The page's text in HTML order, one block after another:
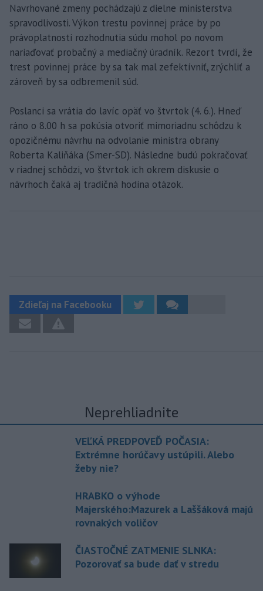
Navrhované zmeny pochádzajú z dielne ministerstva
spravodlivosti. Výkon trestu povinnej práce by po
právoplatnosti rozhodnutia súdu mohol po novom
nariaďovať probačný a mediačný úradník. Rezort tvrdí, že
trest povinnej práce by sa tak mal zefektívniť, zrýchliť a
zároveň by sa odbremenil súd.
Poslanci sa vrátia do lavíc opäť vo štvrtok (4. 6.). Hneď
ráno o 8.00 h sa pokúsia otvoriť mimoriadnu schôdzu k
opozičnému návrhu na odvolanie ministra obrany
Roberta Kaliňáka (Smer-SD). Následne budú pokračovať
v riadnej schôdzi, vo štvrtok ich okrem diskusie o
návrhoch čaká aj tradičná hodina otázok.
Zdieľaj na Facebooku
Neprehliadnite
VEĽKÁ PREDPOVEĎ POČASIA:
Extrémne horúčavy ustúpili. Alebo
žeby nie?
HRABKO o výhode
Majerského:Mazurek a Laššáková majú
rovnakých voličov
ČIASTOČNÉ ZATMENIE SLNKA:
Pozorovať sa bude dať v stredu